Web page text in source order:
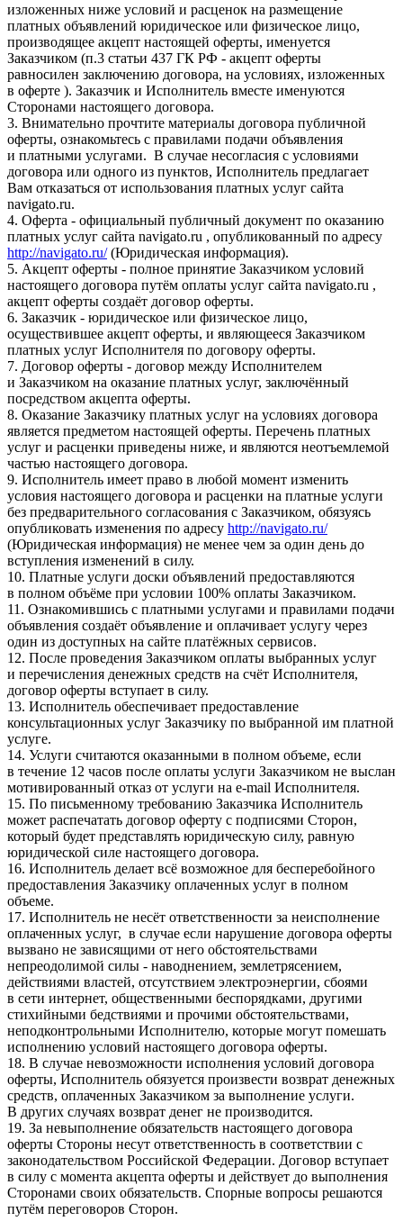
изложенных ниже условий и расценок на размещение
платных объявлений юридическое или физическое лицо,
производящее акцепт настоящей оферты, именуется
Заказчиком (п.3 статьи 437 ГК РФ - акцепт оферты
равносилен заключению договора, на условиях, изложенных
в оферте ). Заказчик и Исполнитель вместе именуются
Сторонами настоящего договора.
3. Внимательно прочтите материалы договора публичной
оферты, ознакомьтесь с правилами подачи объявления
и платными услугами. В случае несогласия с условиями
договора или одного из пунктов, Исполнитель предлагает
Вам отказаться от использования платных услуг сайта
navigato.ru.
4. Оферта - официальный публичный документ по оказанию
платных услуг сайта navigato.ru , опубликованный по адресу
http://navigato.ru/(Юридическая информация).
5. Акцепт оферты - полное принятие Заказчиком условий
настоящего договора путём оплаты услуг сайта navigato.ru ,
акцепт оферты создаёт договор оферты.
6. Заказчик - юридическое или физическое лицо,
осуществившее акцепт оферты, и являющееся Заказчиком
платных услуг Исполнителя по договору оферты.
7. Договор оферты - договор между Исполнителем
и Заказчиком на оказание платных услуг, заключённый
посредством акцепта оферты.
8. Оказание Заказчику платных услуг на условиях договора
является предметом настоящей оферты. Перечень платных
услуг и расценки приведены ниже, и являются неотъемлемой
частью настоящего договора.
9. Исполнитель имеет право в любой момент изменить
условия настоящего договора и расценки на платные услуги
без предварительного согласования с Заказчиком, обязуясь
опубликовать изменения по адресу http://navigato.ru/
(Юридическая информация) не менее чем за один день до
вступления изменений в силу.
10. Платные услуги доски объявлений предоставляются
в полном объёме при условии 100% оплаты Заказчиком.
11. Ознакомившись с платными услугами и правилами подачи
объявления создаёт объявление и оплачивает услугу через
один из доступных на сайте платёжных сервисов.
12. После проведения Заказчиком оплаты выбранных услуг
и перечисления денежных средств на счёт Исполнителя,
договор оферты вступает в силу.
13. Исполнитель обеспечивает предоставление
консультационных услуг Заказчику по выбранной им платной
услуге.
14. Услуги считаются оказанными в полном объеме, если
в течение 12 часов после оплаты услуги Заказчиком не выслан
мотивированный отказ от услуги на e-mail Исполнителя.
15. По письменному требованию Заказчика Исполнитель
может распечатать договор оферту с подписями Сторон,
который будет представлять юридическую силу, равную
юридической силе настоящего договора.
16. Исполнитель делает всё возможное для бесперебойного
предоставления Заказчику оплаченных услуг в полном
объеме.
17. Исполнитель не несёт ответственности за неисполнение
оплаченных услуг, в случае если нарушение договора оферты
вызвано не зависящими от него обстоятельствами
непреодолимой силы - наводнением, землетрясением,
действиями властей, отсутствием электроэнергии, сбоями
в сети интернет, общественными беспорядками, другими
стихийными бедствиями и прочими обстоятельствами,
неподконтрольными Исполнителю, которые могут помешать
исполнению условий настоящего договора оферты.
18. В случае невозможности исполнения условий договора
оферты, Исполнитель обязуется произвести возврат денежных
средств, оплаченных Заказчиком за выполнение услуги.
В других случаях возврат денег не производится.
19. За невыполнение обязательств настоящего договора
оферты Стороны несут ответственность в соответствии с
законодательством Российской Федерации. Договор вступает
в силу с момента акцепта оферты и действует до выполнения
Сторонами своих обязательств. Спорные вопросы решаются
путём переговоров Сторон.